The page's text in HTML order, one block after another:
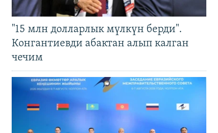
"15 млн долларлык мүлкүн берди".
Конгантиевди абактан алып калган
чечим